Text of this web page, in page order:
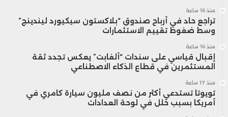
منذ 16 ساعة
تراجع حاد في أرباح صندوق “بلاكستون سيكيورد ليندينج”
وسط ضغوط تقييم الاستثمارات
منذ 16 ساعة
إقبال قياسي على سندات “ألفابت” يعكس تجدد ثقة
المستثمرين في قطاع الذكاء الاصطناعي
منذ 17 ساعة
تويوتا تستدعي أكثر من نصف مليون سيارة كامري في
أمريكا بسبب خلل في لوحة العدادات